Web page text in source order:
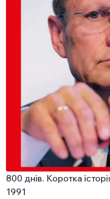
800 днів. Коротка
1991